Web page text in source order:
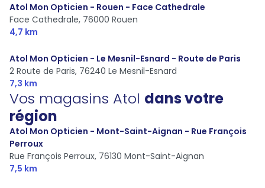
Atol Mon Opticien - Rouen - Face Cathedrale
Face Cathedrale, 76000 Rouen
4,7 km
Atol Mon Opticien - Le Mesnil-Esnard - Route de Paris
2 Route de Paris, 76240 Le Mesnil-Esnard
7,3 km
Vos magasins Atol dans votre
région
Atol Mon Opticien - Mont-Saint-Aignan - Rue François
Perroux
Rue François Perroux, 76130 Mont-Saint-Aignan
7,5 km